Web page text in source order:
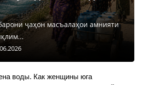
ҷаҳон масъалаҳои амнияти
воды. Как женщины юга